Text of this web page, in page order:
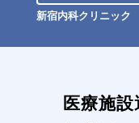
新宿内科クリニック
医療施